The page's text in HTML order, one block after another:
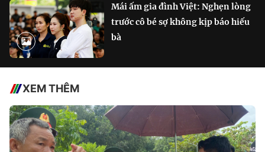
Mái ấm gia đình Việt: Nghẹn lòng
trước cô bé sợ không kịp báo hiếu
bà
XEM THÊM